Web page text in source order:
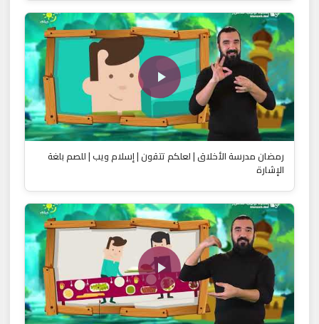
رمضان مدرسة الأخلاق | لعلكم تتقون | إسلام ويب | للصم بلغة
الإشارة